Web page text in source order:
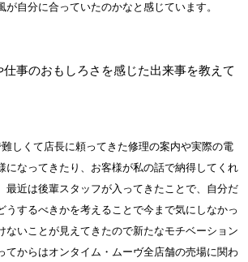
自分に合っていたのかなと感じています。
事のおもしろさを感じた出来事を教えて
しくて店長に頼ってきた修理の案内や実際の電
なってきたり、お客様が私の話で納得してくれ
最近は後輩スタッフが入ってきたことで、自分だ
するべきかを考えることで今まで気にしなかっ
いことが見えてきたので新たなモチベーション
てからはオンタイム・ムーヴ全店舗の売場に関わ